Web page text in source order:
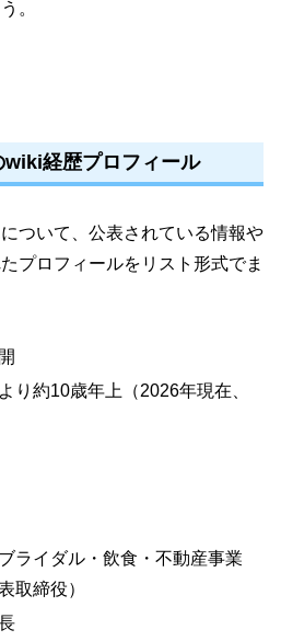
。
経歴プロフィール
ついて、公表されている情報や
プロフィールをリスト形式でま
り約10歳年上（2026年現在、
ライダル・飲食・不動産事業
取締役）